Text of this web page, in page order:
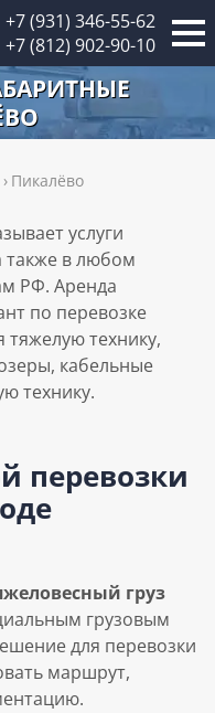
+7 (931) 346-55-62
+7 (812) 902-90-10
Пикалёво
услуги
также в любом
РФ. Аренда
по перевозке
тяжелую технику,
кабельные
технику.
перевозки
груз
грузовым
для перевозки
маршрут,